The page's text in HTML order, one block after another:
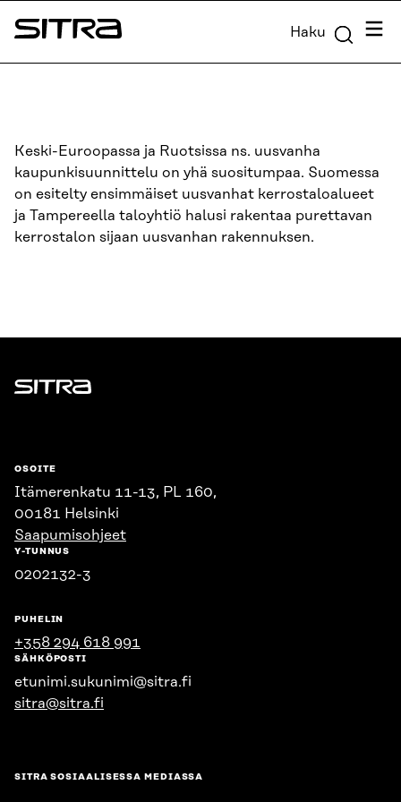
Siirry
suoraan
Sitra Haku
Keski-Euroopassa ja Ruotsissa ns. uusvanha
kaupunkisuunnittelu on yhä suositumpaa. Suomessa
on esitelty ensimmäiset uusvanhat kerrostaloalueet
ja Tampereella taloyhtiö halusi rakentaa purettavan
kerrostalon sijaan uusvanhan rakennuksen.
Sitra
OSOITE
Itämerenkatu 11-13, PL 160,
00181 Helsinki
Saapumisohjeet
Y-TUNNUS
0202132-3
PUHELIN
+358 294 618 991
SÄHKÖPOSTI
etunimi.sukunimi@sitra.fi
sitra@sitra.fi
SITRA SOSIAALISESSA MEDIASSA